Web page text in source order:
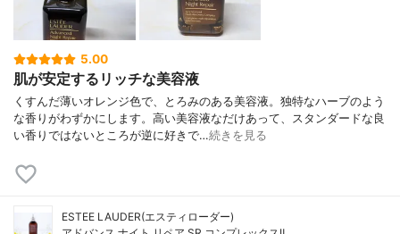
5.00
肌が安定するリッチな美容液
くすんだ薄いオレンジ色で、とろみのある美容液。独特なハーブのよう
な香りがわずかにします。高い美容液なだけあって、スタンダードな良
い香りではないところが逆に好きで…続きを見る
ESTEE LAUDER(エスティローダー)